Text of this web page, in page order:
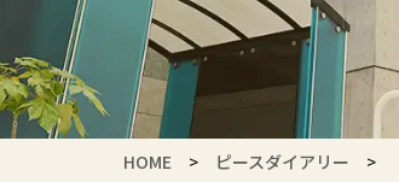
HOME ピースダイアリー